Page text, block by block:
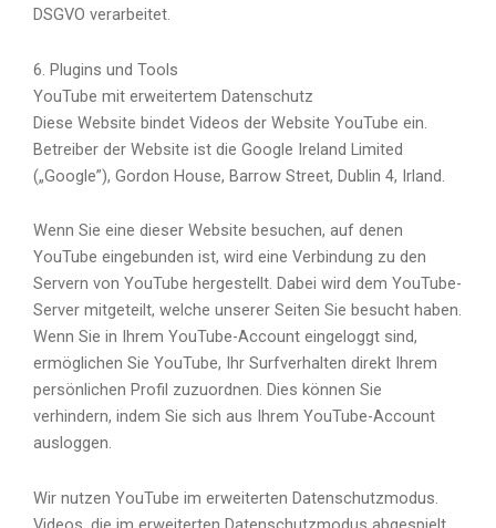
DSGVO verarbeitet.
6. Plugins und Tools
YouTube mit erweitertem Datenschutz
Diese Website bindet Videos der Website YouTube ein.
Betreiber der Website ist die Google Ireland Limited
(„Google”), Gordon House, Barrow Street, Dublin 4, Irland.
Wenn Sie eine dieser Website besuchen, auf denen
YouTube eingebunden ist, wird eine Verbindung zu den
Servern von YouTube hergestellt. Dabei wird dem YouTube-
Server mitgeteilt, welche unserer Seiten Sie besucht haben.
Wenn Sie in Ihrem YouTube-Account eingeloggt sind,
ermöglichen Sie YouTube, Ihr Surfverhalten direkt Ihrem
persönlichen Profil zuzuordnen. Dies können Sie
verhindern, indem Sie sich aus Ihrem YouTube-Account
ausloggen.
Wir nutzen YouTube im erweiterten Datenschutzmodus.